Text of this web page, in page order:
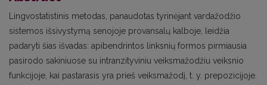
Lingvostatistinis metodas, panaudotas tyrinėjant vardažodžio
sistemos išsivystymą senojoje provansalų kalboje, leidžia
padaryti šias išvadas: apibendrintos linksnių formos pirmiausia
pasirodo sakiniuose su intranzityviniu veiksmažodžiu veiksnio
funkcijoje, kai pastarasis yra prieš veiksmažodį, t. y. prepozicijoje.